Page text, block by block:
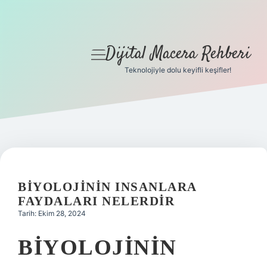
Gizlilik Politikası
Yasal Uyarı
menüyü
Dijital Macera Rehberi
Teknolojiyle dolu keyifli keşifler!
BIYOLOJININ INSANLARA
FAYDALARI NELERDIR
Tarih: Ekim 28, 2024
BIYOLOJININ